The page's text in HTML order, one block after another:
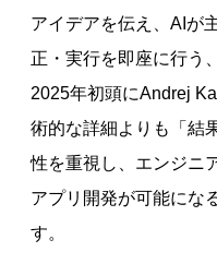
アイデアを伝え、AIが
正・実行を即座に行う
2025年初頭にAndrej
術的な詳細よりも「結
性を重視し、エンジニ
アプリ開発が可能にな
す。